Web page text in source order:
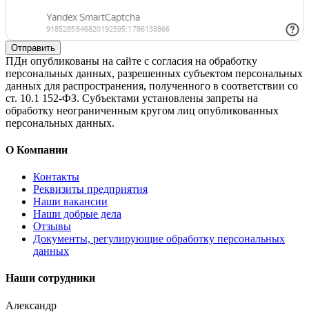
Отправить
ПДн опубликованы на сайте с согласия на обработку
персональных данных, разрешенных субъектом персональных
данных для распространения, полученного в соответствии со
ст. 10.1 152-ФЗ. Субъектами установлены запреты на
обработку неограниченным кругом лиц опубликованных
персональных данных.
О Компании
Контакты
Реквизиты предприятия
Наши вакансии
Наши добрые дела
Отзывы
Документы, регулирующие обработку персональных
данных
Наши сотрудники
Александр